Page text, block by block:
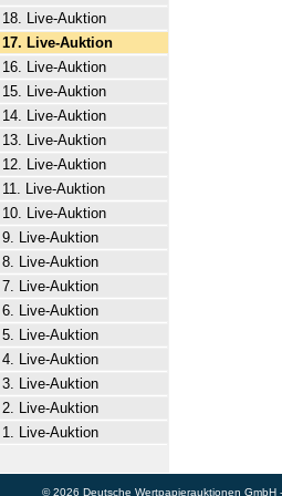
18. Live-Auktion
17. Live-Auktion
16. Live-Auktion
15. Live-Auktion
14. Live-Auktion
13. Live-Auktion
12. Live-Auktion
11. Live-Auktion
10. Live-Auktion
9. Live-Auktion
8. Live-Auktion
7. Live-Auktion
6. Live-Auktion
5. Live-Auktion
4. Live-Auktion
3. Live-Auktion
2. Live-Auktion
1. Live-Auktion
© 2026 Deutsche Wertpapierauktionen GmbH